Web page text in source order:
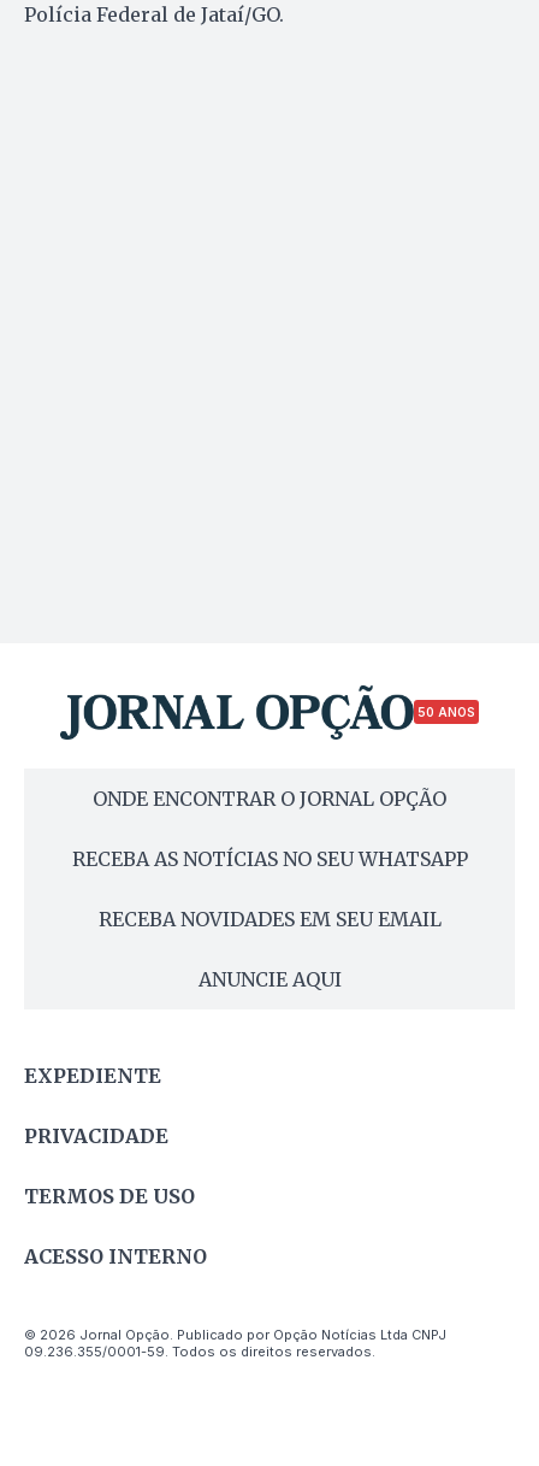
Polícia Federal de Jataí/GO.
50 ANOS
ONDE ENCONTRAR O JORNAL OPÇÃO
RECEBA AS NOTÍCIAS NO SEU WHATSAPP
RECEBA NOVIDADES EM SEU EMAIL
ANUNCIE AQUI
EXPEDIENTE
PRIVACIDADE
TERMOS DE USO
ACESSO INTERNO
© 2026 Jornal Opção. Publicado por Opção Notícias Ltda CNPJ
09.236.355/0001-59. Todos os direitos reservados.